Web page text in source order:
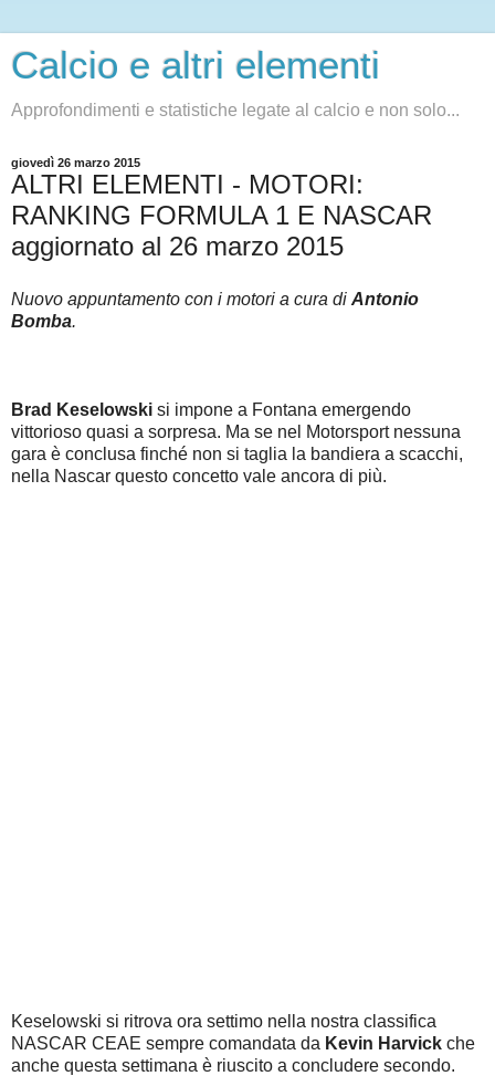
Calcio e altri elementi
Approfondimenti e statistiche legate al calcio e non solo...
giovedì 26 marzo 2015
ALTRI ELEMENTI - MOTORI:
RANKING FORMULA 1 E NASCAR
aggiornato al 26 marzo 2015
Nuovo appuntamento con i motori a cura di Antonio
Bomba.
Brad Keselowski si impone a Fontana emergendo
vittorioso quasi a sorpresa. Ma se nel Motorsport nessuna
gara è conclusa finché non si taglia la bandiera a scacchi,
nella Nascar questo concetto vale ancora di più.
Keselowski si ritrova ora settimo nella nostra classifica
NASCAR CEAE sempre comandata da Kevin Harvick che
anche questa settimana è riuscito a concludere secondo.